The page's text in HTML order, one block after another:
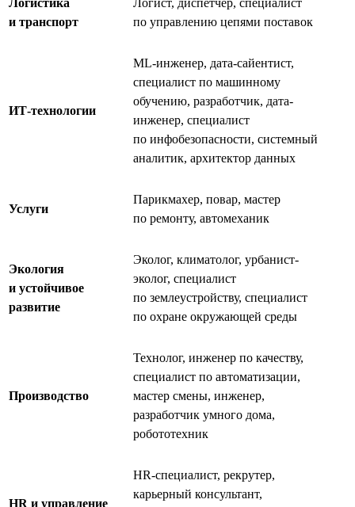
и транспорт
по управлению цепями поставок
ИТ-технологии
ML-инженер, дата-сайентист,
специалист по машинному
обучению, разработчик, дата-
инженер, специалист
по инфобезопасности, системный
аналитик, архитектор данных
Услуги
Парикмахер, повар, мастер
по ремонту, автомеханик
Экология
и устойчивое
развитие
Эколог, климатолог, урбанист-
эколог, специалист
по землеустройству, специалист
по охране окружающей среды
Производство
Технолог, инженер по качеству,
специалист по автоматизации,
мастер смены, инженер,
разработчик умного дома,
робототехник
HR и управление
HR-специалист, рекрутер,
карьерный консультант,